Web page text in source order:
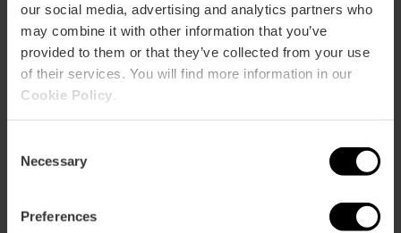
our social media, advertising and analytics partners who
may combine it with other information that you’ve
provided to them or that they’ve collected from your use
of their services. You will find more information in our
Cookie Policy
Selection
Necessary
Preferences